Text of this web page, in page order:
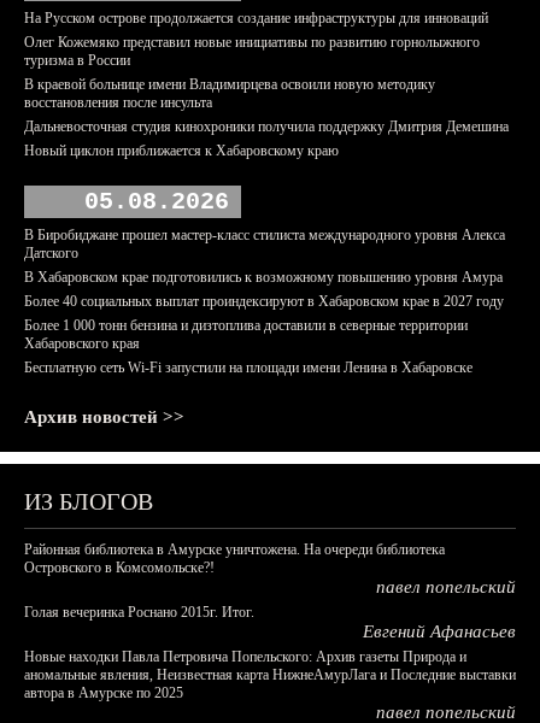
На Русском острове продолжается создание инфраструктуры для инноваций
Олег Кожемяко представил новые инициативы по развитию горнолыжного
туризма в России
В краевой больнице имени Владимирцева освоили новую методику
восстановления после инсульта
Дальневосточная студия кинохроники получила поддержку Дмитрия Демешина
Новый циклон приближается к Хабаровскому краю
05.08.2026
В Биробиджане прошел мастер-класс стилиста международного уровня Алекса
Датского
В Хабаровском крае подготовились к возможному повышению уровня Амура
Более 40 социальных выплат проиндексируют в Хабаровском крае в 2027 году
Более 1 000 тонн бензина и дизтоплива доставили в северные территории
Хабаровского края
Бесплатную сеть Wi-Fi запустили на площади имени Ленина в Хабаровске
Архив новостей >>
ИЗ БЛОГОВ
Районная библиотека в Амурске уничтожена. На очереди библиотека
Островского в Комсомольске?!
павел попельский
Голая вечеринка Роснано 2015г. Итог.
Евгений Афанасьев
Новые находки Павла Петровича Попельского: Архив газеты Природа и
аномальные явления, Неизвестная карта НижнеАмурЛага и Последние выставки
автора в Амурске по 2025
павел попельский